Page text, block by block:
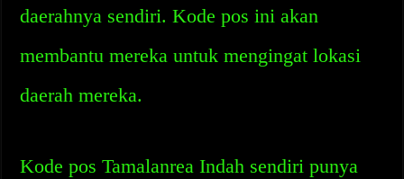
daerahnya sendiri. Kode pos ini akan
membantu mereka untuk mengingat lokasi
daerah mereka.
Kode pos Tamalanrea Indah sendiri punya